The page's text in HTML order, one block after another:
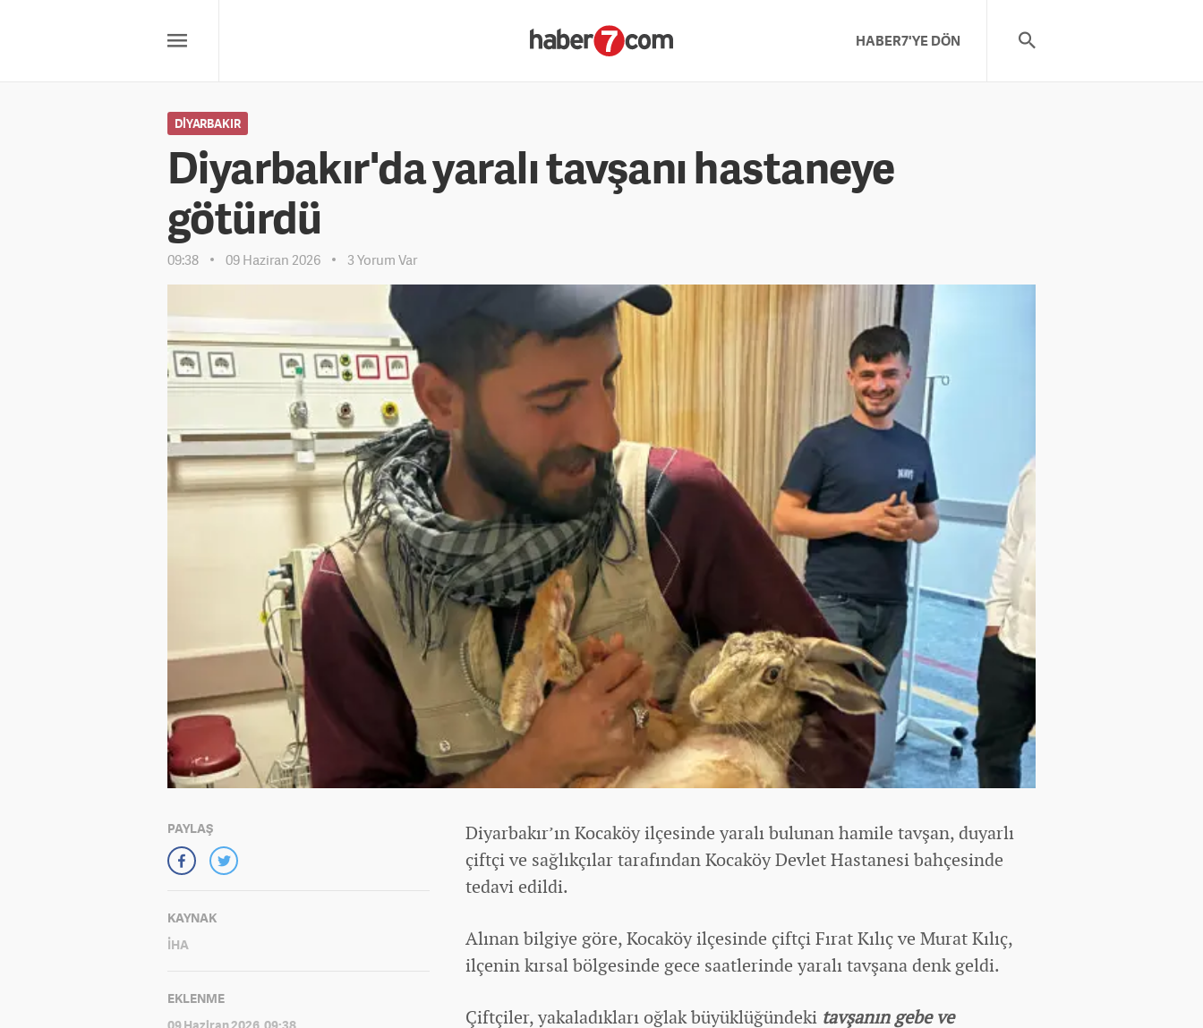
HABER7'YE DÖN
DIYARBAKIR
Diyarbakır'da yaralı tavşanı hastaneye
götürdü
09:38 09 Haziran 2026 3 Yorum Var
PAYLAŞ
KAYNAK
İHA
EKLENME
Diyarbakır’ın Kocaköy ilçesinde yaralı bulunan hamile tavşan, duyarlı
çiftçi ve sağlıkçılar tarafından Kocaköy Devlet Hastanesi bahçesinde
tedavi edildi.
Alınan bilgiye göre, Kocaköy ilçesinde çiftçi Fırat Kılıç ve Murat Kılıç,
ilçenin kırsal bölgesinde gece saatlerinde yaralı tavşana denk geldi.
Çiftçiler, yakaladıkları oğlak büyüklüğündeki tavşanın gebe ve